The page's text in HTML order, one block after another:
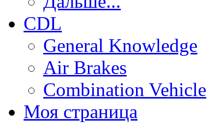
CDL
General Knowledge
Air Brakes
Combination Vehicle
Моя страница